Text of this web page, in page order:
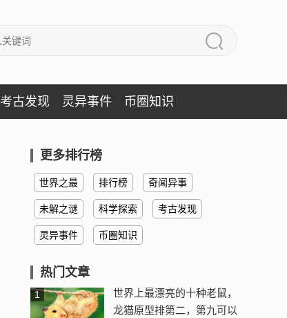
考古发现 灵异事件 币圈知识
更多排行榜
世界之最 排行榜 奇闻异事
未解之谜 科学探索 考古发现
灵异事件 币圈知识
热门文章
1
世界上最漂亮的十种老鼠，
龙猫原型排第二，第九可以